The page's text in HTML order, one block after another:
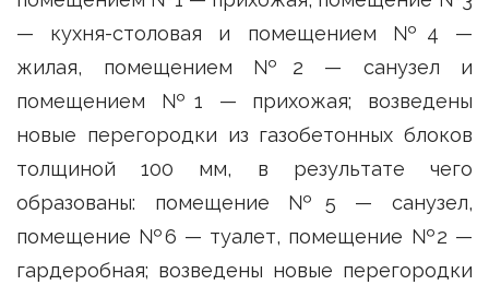
— кухня-столовая и помещением №4 —
жилая, помещением №2 — санузел и
помещением №1 — прихожая; возведены
новые перегородки из газобетонных блоков
толщиной 100 мм, в результате чего
образованы: помещение №5 — санузел,
помещение №6 — туалет, помещение №2 —
гардеробная; возведены новые перегородки